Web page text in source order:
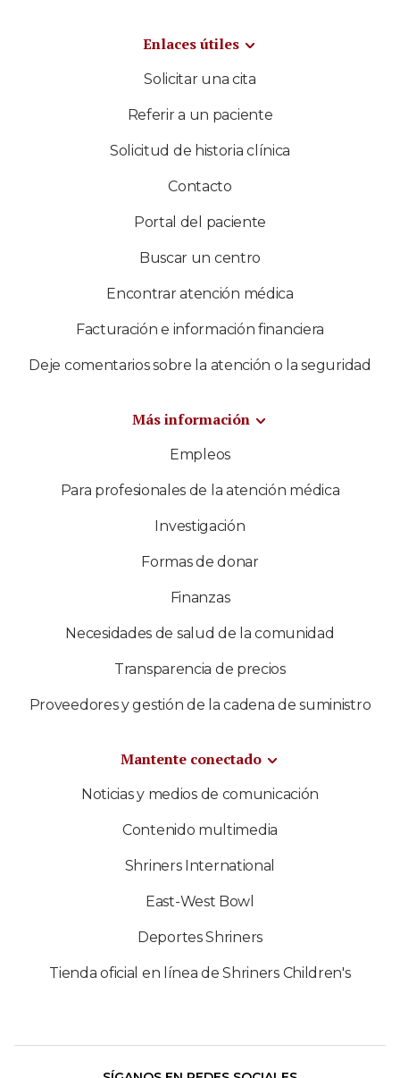
Enlaces útiles
Solicitar una cita
Referir a un paciente
Solicitud de historia clínica
Contacto
Portal del paciente
Buscar un centro
Encontrar atención médica
Facturación e información financiera
Deje comentarios sobre la atención o la seguridad
Más información
Empleos
Para profesionales de la atención médica
Investigación
Formas de donar
Finanzas
Necesidades de salud de la comunidad
Transparencia de precios
Proveedores y gestión de la cadena de suministro
Mantente conectado
Noticias y medios de comunicación
Contenido multimedia
Shriners International
East-West Bowl
Deportes Shriners
Tienda oficial en línea de Shriners Children's